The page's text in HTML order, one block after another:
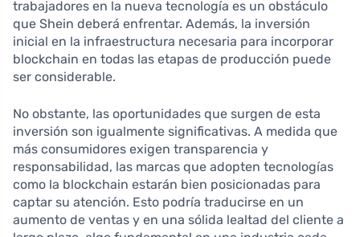
trabajadores en la nueva tecnología es un obstáculo
que Shein deberá enfrentar. Además, la inversión
inicial en la infraestructura necesaria para incorporar
blockchain en todas las etapas de producción puede
ser considerable.
No obstante, las oportunidades que surgen de esta
inversión son igualmente significativas. A medida que
más consumidores exigen transparencia y
responsabilidad, las marcas que adopten tecnologías
como la blockchain estarán bien posicionadas para
captar su atención. Esto podría traducirse en un
aumento de ventas y en una sólida lealtad del cliente a